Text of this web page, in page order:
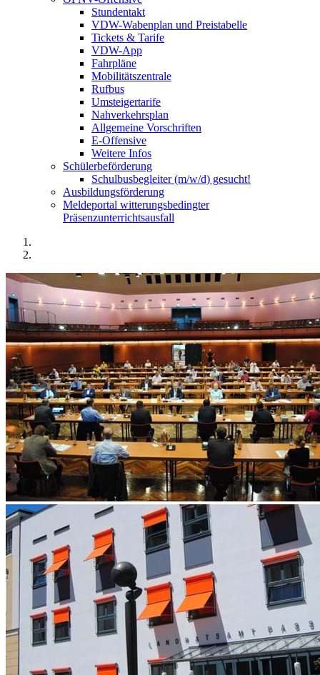
Stundentakt
VDW-Wabenplan und Preistabelle
Tickets & Tarife
VDW-App
Fahrpläne
Mobilitätszentrale
Rufbus
Umsteigertarife
Nahverkehrsplan
Allgemeine Vorschriften
E-Offensive
Weitere Infos
Schülerbeförderung
Schulbusbegleiter (m/w/d) gesucht!
Ausbildungsförderung
Meldeportal witterungsbedingter
Präsenzunterrichtsausfall